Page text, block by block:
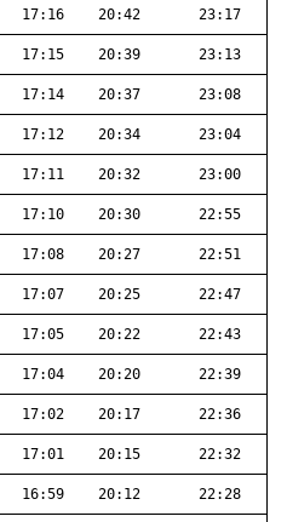
17:16 20:42 23:17
17:15 20:39 23:13
17:14 20:37 23:08
17:12 20:34 23:04
17:11 20:32 23:00
17:10 20:30 22:55
17:08 20:27 22:51
17:07 20:25 22:47
17:05 20:22 22:43
17:04 20:20 22:39
17:02 20:17 22:36
17:01 20:15 22:32
16:59 20:12 22:28